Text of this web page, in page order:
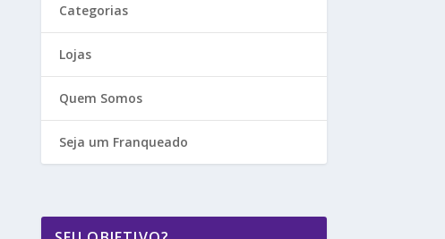
Categorias
Lojas
Quem Somos
Seja um Franqueado